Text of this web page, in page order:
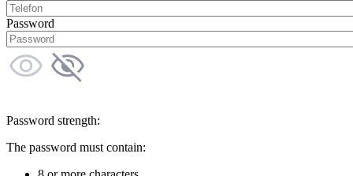
Password
Password strength:
The password must contain: